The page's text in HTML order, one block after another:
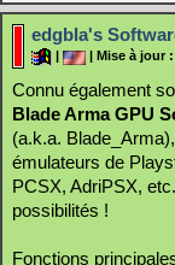
edgbla's
| Mise à jour
Connu également
Blade Arma GPU
(a.k.a.
émulateurs de
PCSX, AdriPSX,
possibilités !
Fonctions